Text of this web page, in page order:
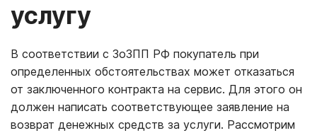
услугу
В соответствии с ЗоЗПП РФ покупатель при
определенных обстоятельствах может отказаться
от заключенного контракта на сервис. Для этого он
должен написать соответствующее заявление на
возврат денежных средств за услуги. Рассмотрим